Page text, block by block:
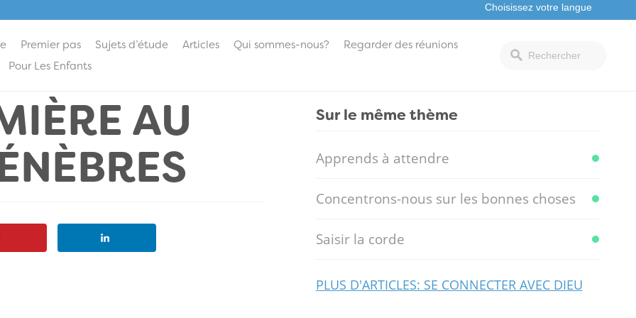
Premier pas Sujets d’étude Articles Qui sommes-nous?
Regarder des réunions
Pour Les Enfants
AU
Sur le même thème
Apprends à attendre
Concentrons-nous sur les bonnes choses
Saisir la corde
PLUS D'ARTICLES: SE CONNECTER AVEC DIEU